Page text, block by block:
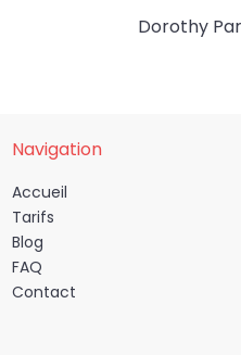
Dorothy
Navigation
Accueil
Tarifs
Blog
FAQ
Contact